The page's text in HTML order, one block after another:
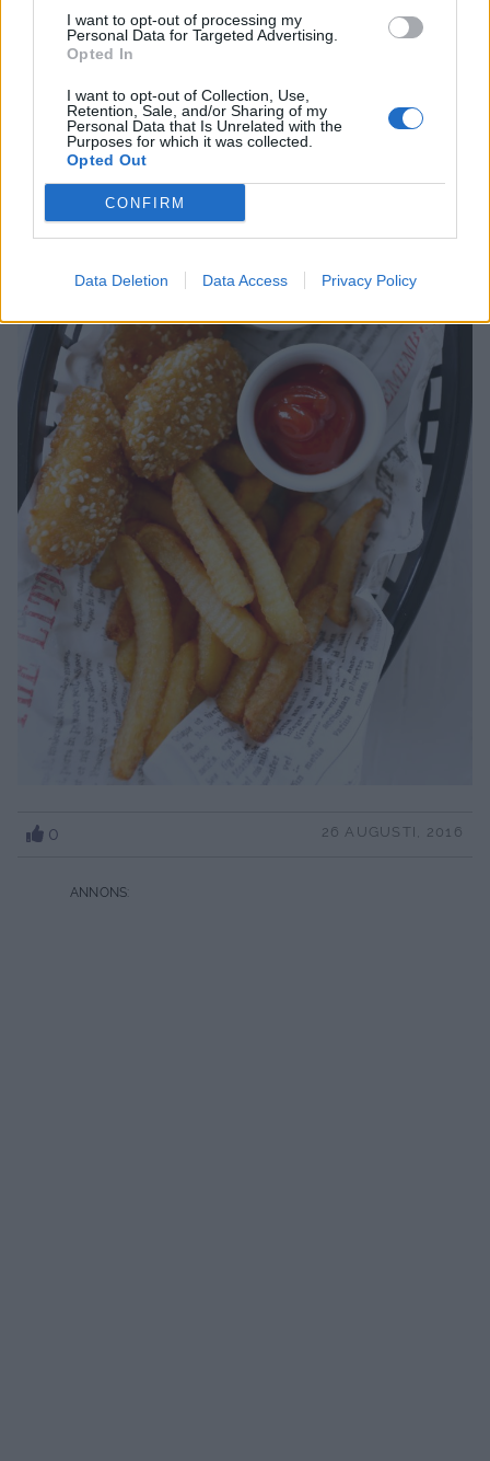
I want to opt-out of processing my
Personal Data for Targeted Advertising.
Opted In
I want to opt-out of Collection, Use,
Retention, Sale, and/or Sharing of my
Personal Data that Is Unrelated with the
Purposes for which it was collected.
Opted Out
CONFIRM
Data Deletion Data Access Privacy Policy
0 26 AUGUSTI, 2016